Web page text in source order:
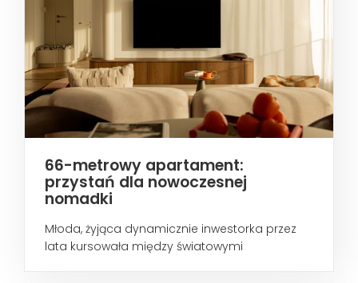
66-metrowy apartament:
przystań dla nowoczesnej
nomadki
Młoda, żyjąca dynamicznie inwestorka przez
lata kursowała między światowymi